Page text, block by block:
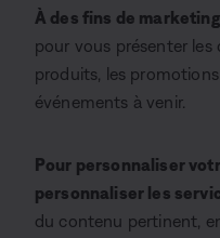
À des fins de
pour vous présenter les
produits, les
événements à venir.
Pour personnaliser
personnaliser les
du contenu pertinent,